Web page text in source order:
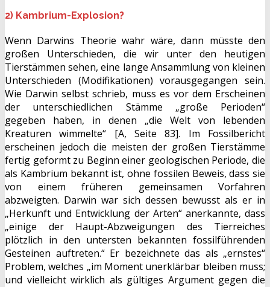
2) Kambrium-Explosion?
Wenn Darwins Theorie wahr wäre, dann müsste den
großen Unterschieden, die wir unter den heutigen
Tierstämmen sehen, eine lange Ansammlung von kleinen
Unterschieden (Modifikationen) vorausgegangen sein.
Wie Darwin selbst schrieb, muss es vor dem Erscheinen
der unterschiedlichen Stämme „große Perioden“
gegeben haben, in denen „die Welt von lebenden
Kreaturen wimmelte“ [A, Seite 83]. Im Fossilbericht
erscheinen jedoch die meisten der großen Tierstämme
fertig geformt zu Beginn einer geologischen Periode, die
als Kambrium bekannt ist, ohne fossilen Beweis, dass sie
von einem früheren gemeinsamen Vorfahren
abzweigten. Darwin war sich dessen bewusst als er in
„Herkunft und Entwicklung der Arten“ anerkannte, dass
„einige der Haupt-Abzweigungen des Tierreiches
plötzlich in den untersten bekannten fossilführenden
Gesteinen auftreten.“ Er bezeichnete das als „ernstes“
Problem, welches „im Moment unerklärbar bleiben muss;
und vielleicht wirklich als gültiges Argument gegen die